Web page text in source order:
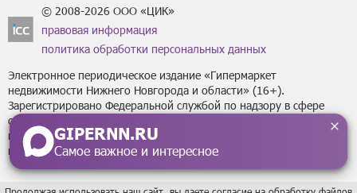
GIPERNN.RU
Самое важное и интересное
© 2008-2026 ООО «ЦИК»
правовая информация
политика обработки персональных данных
Электронное периодическое издание «Гипермаркет
недвижимости Нижнего Новгорода и области» (16+).
Зарегистрировано Федеральной службой по надзору в сфере
связи, информационных технологий
и массовых коммуникаций (Роскомнадзор) за регистрационным
номером Эл № ФС77-43795 от 07 февраля 2011 г.